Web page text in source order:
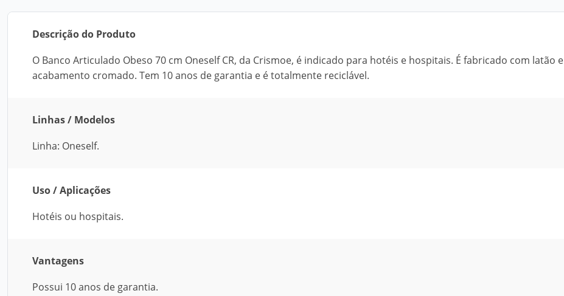
Descrição do Produto
O Banco Articulado Obeso 70 cm Oneself CR, da Crismoe, é indicado para hotéis e hospitais. É fabricado com latão e
acabamento cromado. Tem 10 anos de garantia e é totalmente reciclável.
Linhas / Modelos
Linha: Oneself.
Uso / Aplicações
Hotéis ou hospitais.
Vantagens
Possui 10 anos de garantia.